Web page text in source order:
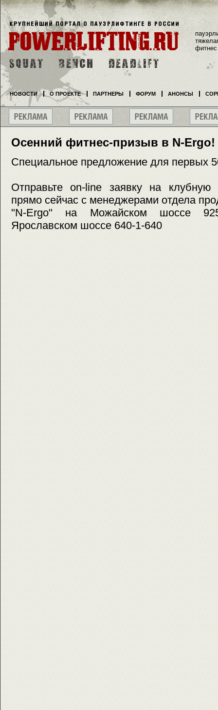
Осенний фитнес-призыв в N-Ergo!
Cпециальное предложение для первых
Отправьте on-line заявку на клубную
прямо сейчас с менеджерами отдела
"N-Ergo" на Можайском шоссе
Ярославском шоссе 640-1-640
фитнес
НОВОСТИ О ПРОЕКТЕ ПАРТНЕРЫ ФОРУМ АНОНСЫ